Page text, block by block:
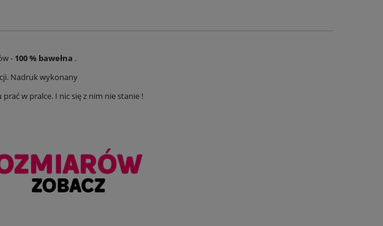
- 100 % bawełna .
Nadruk wykonany
w pralce. I nic się z nim nie stanie !